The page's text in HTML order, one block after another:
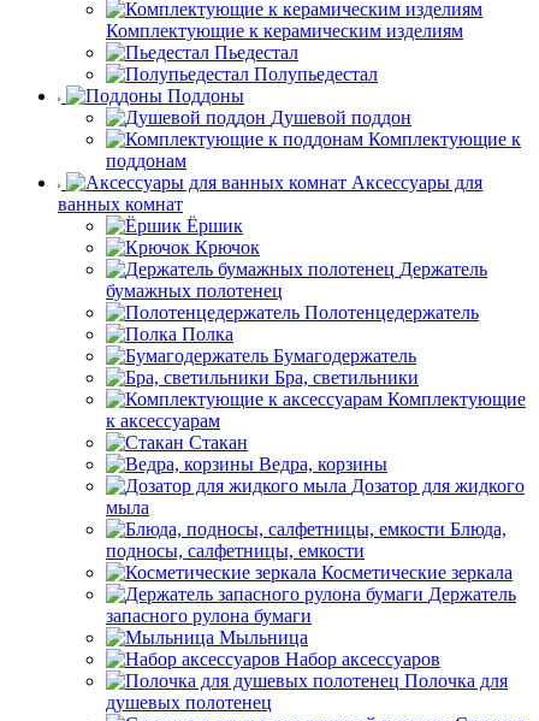
Комплектующие к керамическим изделиям
Пьедестал
Полупьедестал
Поддоны
Душевой поддон
Комплектующие к
поддонам
Аксессуары для
ванных комнат
Ёршик
Крючок
Держатель
бумажных полотенец
Полотенцедержатель
Полка
Бумагодержатель
Бра, светильники
Комплектующие
к аксессуарам
Стакан
Ведра, корзины
Дозатор для жидкого
мыла
Блюда,
подносы, салфетницы, емкости
Косметические зеркала
Держатель
запасного рулона бумаги
Мыльница
Набор аксессуаров
Полочка для
душевых полотенец